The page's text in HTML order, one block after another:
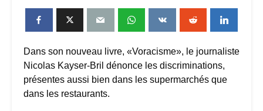
Dans son nouveau livre, «Voracisme», le journaliste
Nicolas Kayser-Bril dénonce les discriminations,
présentes aussi bien dans les supermarchés que
dans les restaurants.